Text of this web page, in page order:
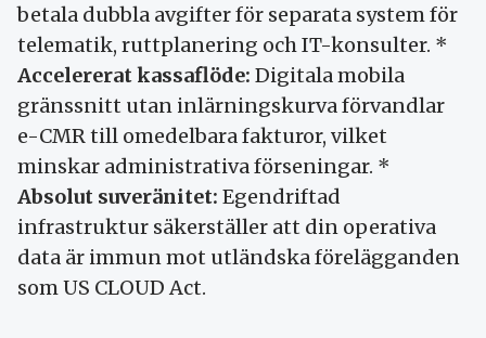
betala dubbla avgifter för separata system för
telematik, ruttplanering och IT-konsulter. *
Accelererat kassaflöde: Digitala mobila
gränssnitt utan inlärningskurva förvandlar
e-CMR till omedelbara fakturor, vilket
minskar administrativa förseningar. *
Absolut suveränitet: Egendriftad
infrastruktur säkerställer att din operativa
data är immun mot utländska förelägganden
som US CLOUD Act.